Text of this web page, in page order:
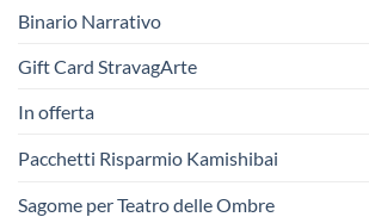
Binario Narrativo
Gift Card StravagArte
In offerta
Pacchetti Risparmio Kamishibai
Sagome per Teatro delle Ombre